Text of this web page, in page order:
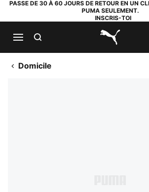
PASSE DE 30 À 60 JOURS DE RETOUR EN UN
PUMA SEULEMENT.
INSCRIS-TOI
PUMA.com
Domicile